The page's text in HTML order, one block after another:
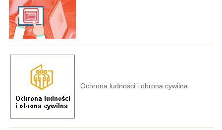
Ochrona ludności i obrona cywilna